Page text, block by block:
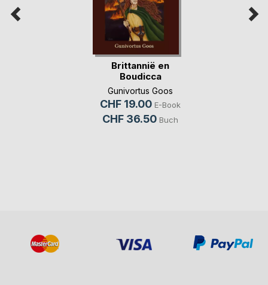
Brittannië en
Boudicca
Gunivortus Goos
CHF 19.00 E-Book
CHF 36.50 Buch